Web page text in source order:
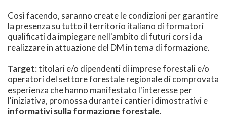
Così facendo, saranno create le condizioni per garantire
la presenza su tutto il territorio italiano di formatori
qualificati da impiegare nell'ambito di futuri corsi da
realizzare in attuazione del DM in tema di formazione.
Target: titolari e/o dipendenti di imprese forestali e/o
operatori del settore forestale regionale di comprovata
esperienza che hanno manifestato l'interesse per
l'iniziativa, promossa durante i cantieri dimostrativi e
informativi sulla formazione forestale.